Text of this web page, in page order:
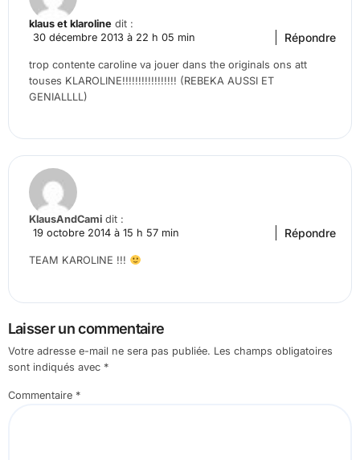
klaus et klaroline dit :
30 décembre 2013 à 22 h 05 min
trop contente caroline va jouer dans the originals ons att
touses KLAROLINE!!!!!!!!!!!!!!!!! (REBEKA AUSSI ET
GENIALLLL)
Répondre
KlausAndCami dit :
19 octobre 2014 à 15 h 57 min
TEAM KAROLINE !!!
Répondre
Laisser un commentaire
Votre adresse e-mail ne sera pas publiée. Les champs obligatoires
sont indiqués avec *
Commentaire *